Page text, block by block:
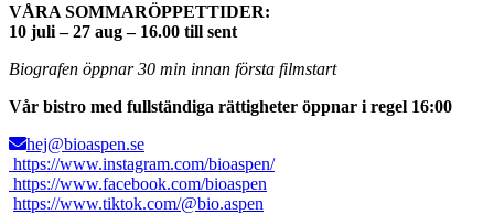
VÅRA SOMMARÖPPETTIDER:
10 juli – 27 aug – 16.00 till sent
Biografen öppnar 30 min innan första filmstart
Vår bistro med fullständiga rättigheter öppnar i regel 16:00
hej@bioaspen.se
https://www.instagram.com/bioaspen/
https://www.facebook.com/bioaspen
https://www.tiktok.com/@bio.aspen